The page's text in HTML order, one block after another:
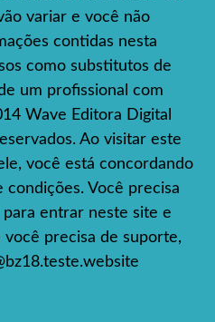
variar e você não
contidas nesta
como substitutos de
um profissional com
Wave Editora Digital
Ao visitar este
você está concordando
condições. Você precisa
entrar neste site e
precisa de suporte,